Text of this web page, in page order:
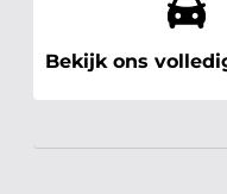
Bekijk ons